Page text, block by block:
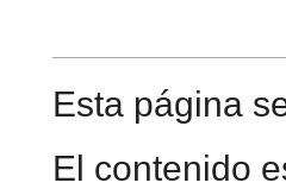
Esta página
El contenido